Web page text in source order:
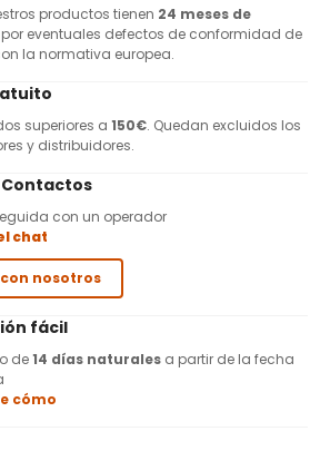
productos tienen 24 meses de
por eventuales defectos de conformidad de
la normativa europea.
superiores a 150€. Quedan excluidos los
y distribuidores.
con un operador
chat
nosotros
fácil
de14 días naturales a partir de la fecha
cómo